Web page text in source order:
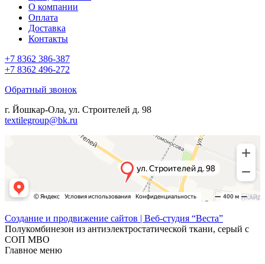
О компании
Оплата
Доставка
Контакты
+7 8362 386-387
+7 8362 496-272
Обратный звонок
г. Йошкар-Ола, ул. Строителей д. 98
textilegroup@bk.ru
Создание и продвижение сайтов | Веб-студия “Веста”
Полукомбинезон из антиэлектростатической ткани, серый с
СОП МВО
Главное меню